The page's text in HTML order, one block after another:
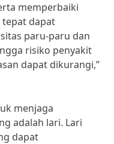
memperbaiki
tepat dapat
paru-paru dan
risiko penyakit
dapat dikurangi,”
menjaga
adalah lari. Lari
dapat